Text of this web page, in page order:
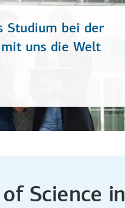
Studium bei der
uns die Welt
Science in